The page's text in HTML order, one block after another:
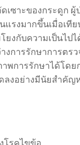
เซาะของกระดูก ผู้
รงมากขึ้นเมื่อเทีย
ยงกับความเป็นไป
ารรักษาการตรว
พการรักษาได้โดย
ลงอย่างมีนัยสำคัญ